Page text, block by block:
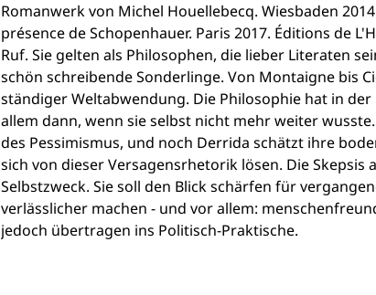
Romanwerk von Michel Houellebecq. Wiesbaden
présence de Schopenhauer. Paris 2017. Éditions de
Ruf. Sie gelten als Philosophen, die lieber Literaten
schön schreibende Sonderlinge. Von Montaigne bis
ständiger Weltabwendung. Die Philosophie hat in
allem dann, wenn sie selbst nicht mehr weiter
des Pessimismus, und noch Derrida schätzt ihre
sich von dieser Versagensrhetorik lösen. Die
Selbstzweck. Sie soll den Blick schärfen für
verlässlicher machen - und vor allem:
jedoch übertragen ins Politisch-Praktische.